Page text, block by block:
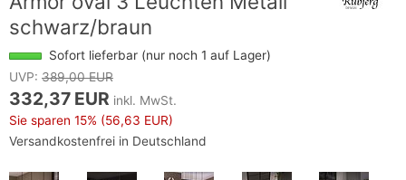
schwarz/braun
Sofort lieferbar (nur noch 1 auf Lager)
UVP: 389,00 EUR
332,37 EUR inkl. MwSt.
Sie sparen 15% (56,63 EUR)
Versandkostenfrei in Deutschland